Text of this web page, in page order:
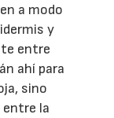
a modo
y
entre
ahí para
sino
la